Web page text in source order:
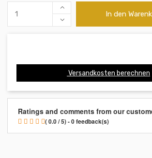
In den
Versandkosten berechnen
Ratings and comments from our
( 0.0 / 5) - 0 feedback(s)